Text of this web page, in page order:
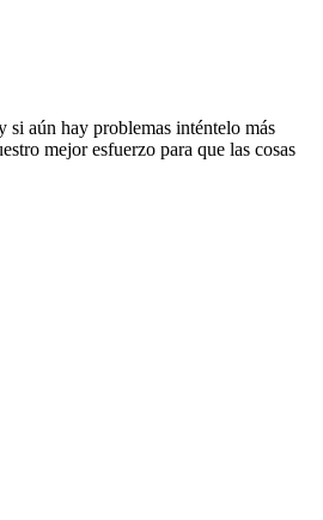
si aún hay problemas inténtelo más
mejor esfuerzo para que las cosas